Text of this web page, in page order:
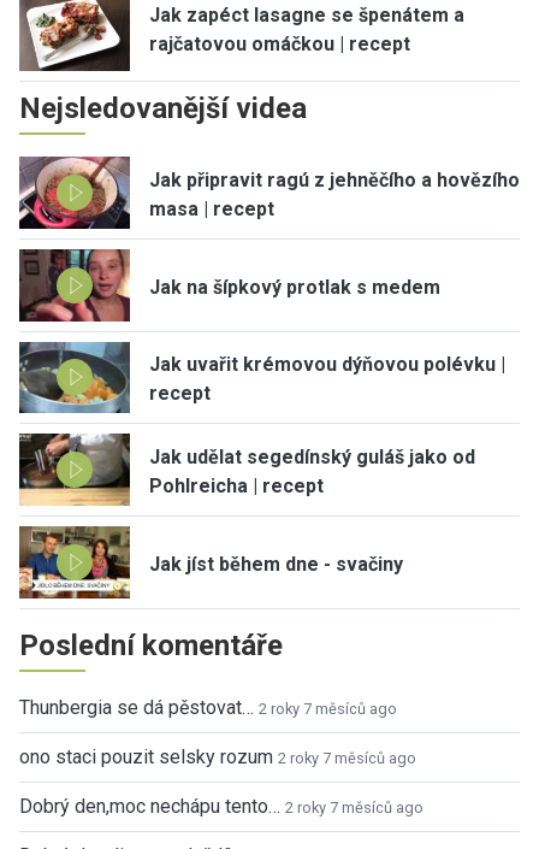
Jak zapéct lasagne se špenátem a
rajčatovou omáčkou | recept
Nejsledovanější videa
Jak připravit ragú z jehněčího a hovězího
masa | recept
Jak na šípkový protlak s medem
Jak uvařit krémovou dýňovou polévku |
recept
Jak udělat segedínský guláš jako od
Pohlreicha | recept
Jak jíst během dne - svačiny
Poslední komentáře
Thunbergia se dá pěstovat… 2 roky 7 měsíců ago
ono staci pouzit selsky rozum 2 roky 7 měsíců ago
Dobrý den,moc nechápu tento… 2 roky 7 měsíců ago